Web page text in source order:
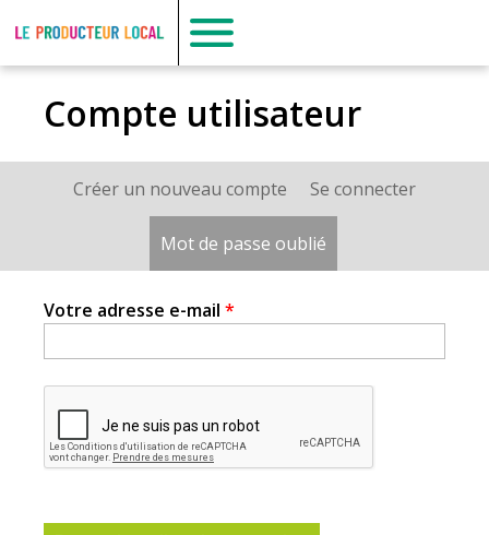
Le
producteur
local
Compte utilisateur
OngletsCréer un nouveau compte Se connecter
Mot de passe oublié
Votre adresse e-mail *